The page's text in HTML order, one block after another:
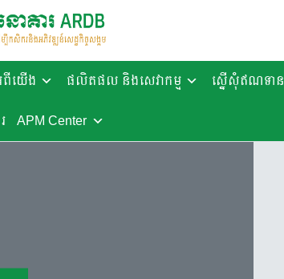
ពីយើង ផលិតផល និងសេវាកម្ម ស្នើសុំឥណទាន
APM Center